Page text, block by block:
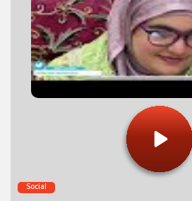
Social